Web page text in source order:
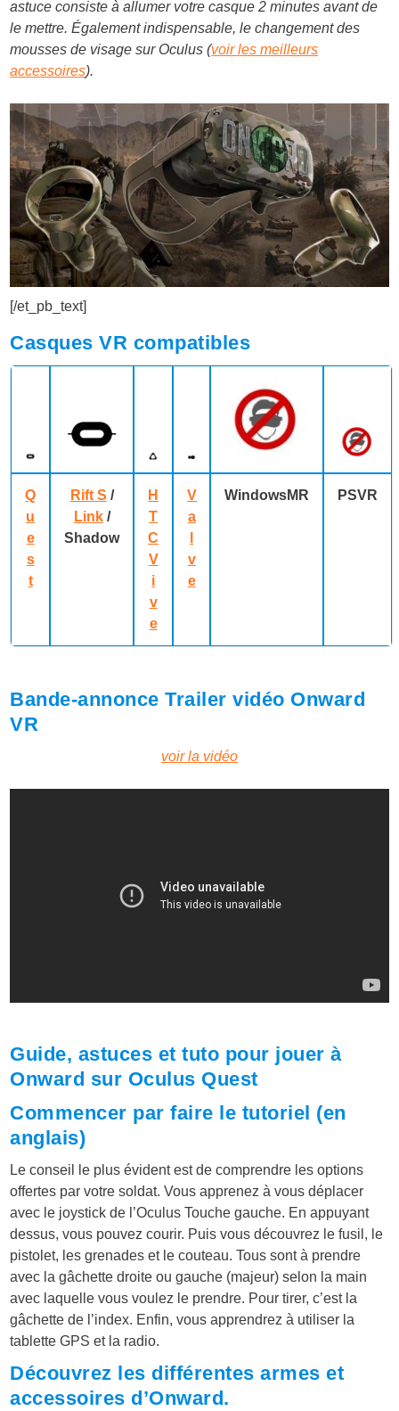
astuce consiste à allumer votre casque 2 minutes avant de
le mettre. Également indispensable, le changement des
mousses de visage sur Oculus (voir les meilleurs
accessoires).
[/et_pb_text]
Casques VR compatibles
Q
u
e
s
t
Rift S /
Link/
Shadow
H
T
C
V
i
v
e
V
a
v
e
WindowsMR PSVR
Bande-annonce Trailer vidéo Onward
VR
voir la vidéo
Guide, astuces et tuto pour jouer à
Onward sur Oculus Quest
Commencer par faire le tutoriel (en
anglais)
Le conseil le plus évident est de comprendre les options
offertes par votre soldat. Vous apprenez à vous déplacer
avec le joystick de l’Oculus Touche gauche. En appuyant
dessus, vous pouvez courir. Puis vous découvrez le fusil, le
pistolet, les grenades et le couteau. Tous sont à prendre
avec la gâchette droite ou gauche (majeur) selon la main
avec laquelle vous voulez le prendre. Pour tirer, c’est la
gâchette de l’index. Enfin, vous apprendrez à utiliser la
tablette GPS et la radio.
Découvrez les différentes armes et
accessoires d’Onward.